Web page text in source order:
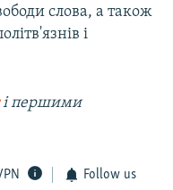
слова, а також
і
і першими
Follow us